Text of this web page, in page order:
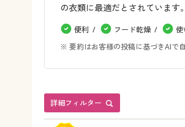
の衣類に最適だとされています
便利 フード乾燥 使
※ 要約はお客様の投稿に基づきAIで
詳細フィルター